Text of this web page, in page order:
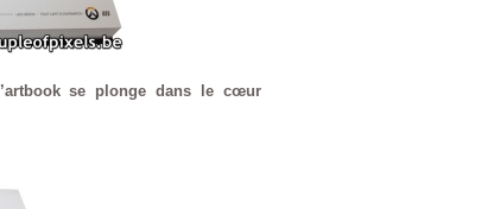
l’artbook se plonge dans le cœur